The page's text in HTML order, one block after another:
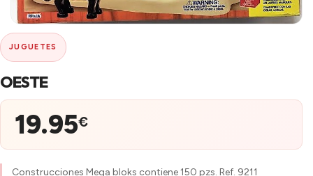
JUGUETES
OESTE
19.95€
Construcciones Mega bloks contiene 150 pzs. Ref. 9211